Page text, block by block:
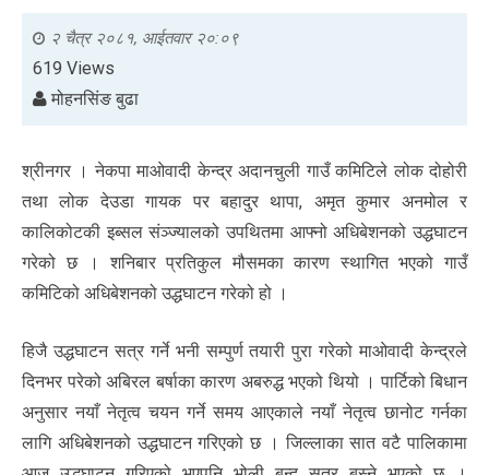
२ चैत्र २०८१, आईतवार २०:०९
619 Views
मोहनसिंङ बुढा
श्रीनगर । नेकपा माओवादी केन्द्र अदानचुली गाउँ कमिटिले लोक दोहोरी
तथा लोक देउडा गायक पर बहादुर थापा, अमृत कुमार अनमोल र
कालिकोटकी इब्सल संञ्ज्यालको उपथितमा आफ्नो अधिबेशनको उद्धघाटन
गरेको छ । शनिबार प्रतिकुल मौसमका कारण स्थागित भएको गाउँ
कमिटिको अधिबेशनको उद्धघाटन गरेको हो ।
हिजै उद्धघाटन सत्र गर्ने भनी सम्पुर्ण तयारी पुरा गरेको माओवादी केन्द्रले
दिनभर परेको अबिरल बर्षाका कारण अबरुद्ध भएको थियो । पार्टिको बिधान
अनुसार नयाँ नेतृत्व चयन गर्ने समय आएकाले नयाँ नेतृत्व छानोट गर्नका
लागि अधिबेशनको उद्धघाटन गरिएको छ । जिल्लाका सात वटै पालिकामा